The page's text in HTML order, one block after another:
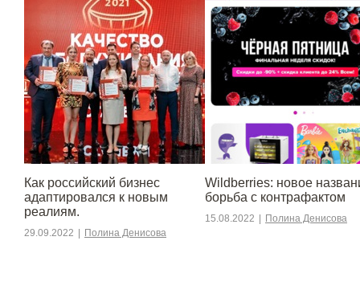
​​Как российский бизнес
адаптировался к новым
реалиям.
29.09.2022 | Полина Денисова
Wildberries: новое
борьба с контрафактом
15.08.2022 | Полина Денисова